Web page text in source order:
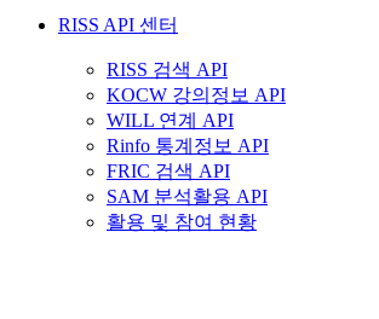
RISS API 센터
RISS 검색 API
KOCW 강의정보 API
WILL 연계 API
Rinfo 통계정보 API
FRIC 검색 API
SAM 분석활용 API
활용 및 참여 현황